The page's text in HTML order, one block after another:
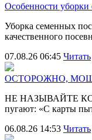
Особенности уборки
Уборка семенных
качественного
07.08.26 06:45 Читать
ОСТОРОЖНО,
НЕ НАЗЫВАЙТЕ
пугают: «С карты
06.08.26 14:53 Читать